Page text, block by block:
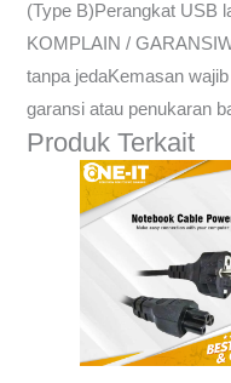
(Type B)Perangkat USB
KOMPLAIN /
tanpa jedaKemasan
garansi atau penukaran
Produk Terkait